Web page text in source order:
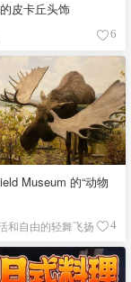
皮卡丘头饰
6
Museum 的“动物
和自由的轻舞飞扬 4